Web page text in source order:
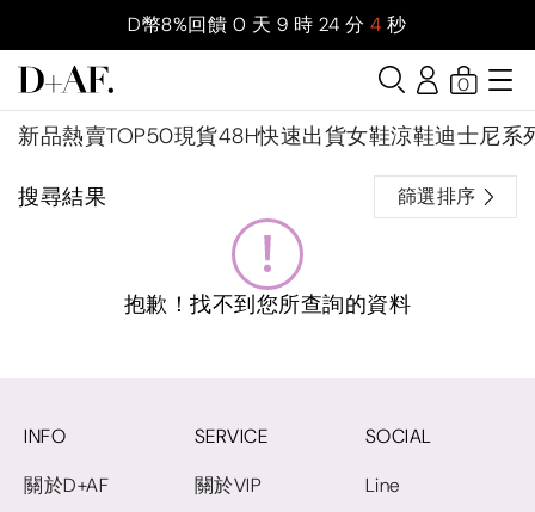
D幣8%回饋 0 天 9 時 24 分 3 秒
新品熱賣TOP50現貨48H快速出貨女鞋涼鞋迪士尼系
0
搜尋結果 篩選排序
抱歉！找不到您所查詢的資料
INFO
關於D+AF
SERVICE
關於VIP
SOCIAL
Line